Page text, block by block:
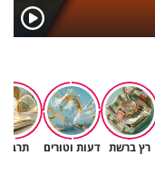
רץ ברשת דעות וטורים